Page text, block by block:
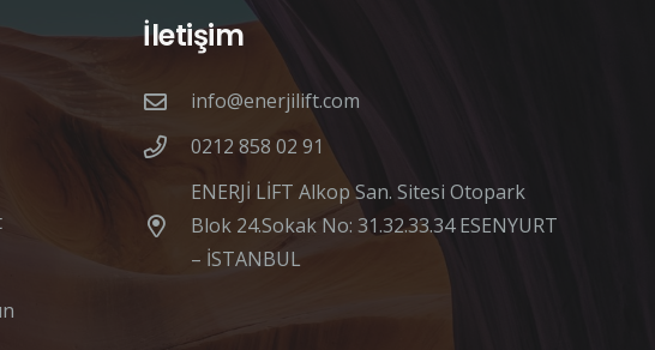
İletişim
info@enerjilift.com
0212 858 02 91
ENERJİ LİFT Alkop San. Sitesi Otopark
Blok 24.Sokak No: 31.32.33.34 ESENYURT
– İSTANBUL